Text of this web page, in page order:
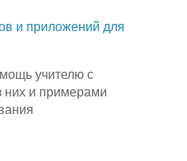
и приложений для
учителю с
них и примерами